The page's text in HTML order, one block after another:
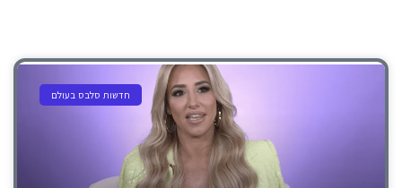
חדשות סלבס בעולם